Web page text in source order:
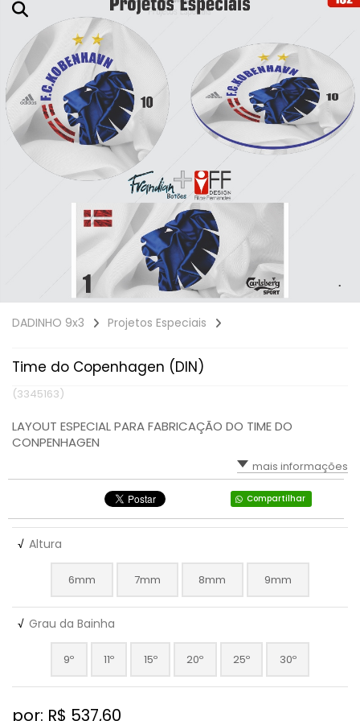
DADINHO 9x3 Projetos Especiais
Time do Copenhagen (DIN)
(3345163)
LAYOUT ESPECIAL PARA FABRICAÇÃO DO TIME DO
CONPENHAGEN
mais informações
Compartilhar
√ Altura
6mm 7mm 8mm 9mm
√ Grau da Bainha
9º 11º 15º 20º 25º 30º
por: R$ 537,60